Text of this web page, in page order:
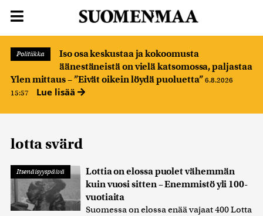
Politiikka
Iso osa keskustaa ja kokoomusta
äänestäneistä on vielä katsomossa, paljastaa
Ylen mittaus – ”Eivät oikein löydä puoluetta” 6.8.2026
15:57
Lue lisää
lotta svärd
Itsenäisyyspäivä
Lottia on elossa puolet vähemmän
kuin vuosi sitten – Enemmistö yli 100-
vuotiaita
Suomessa on elossa enää vajaat 400 Lotta